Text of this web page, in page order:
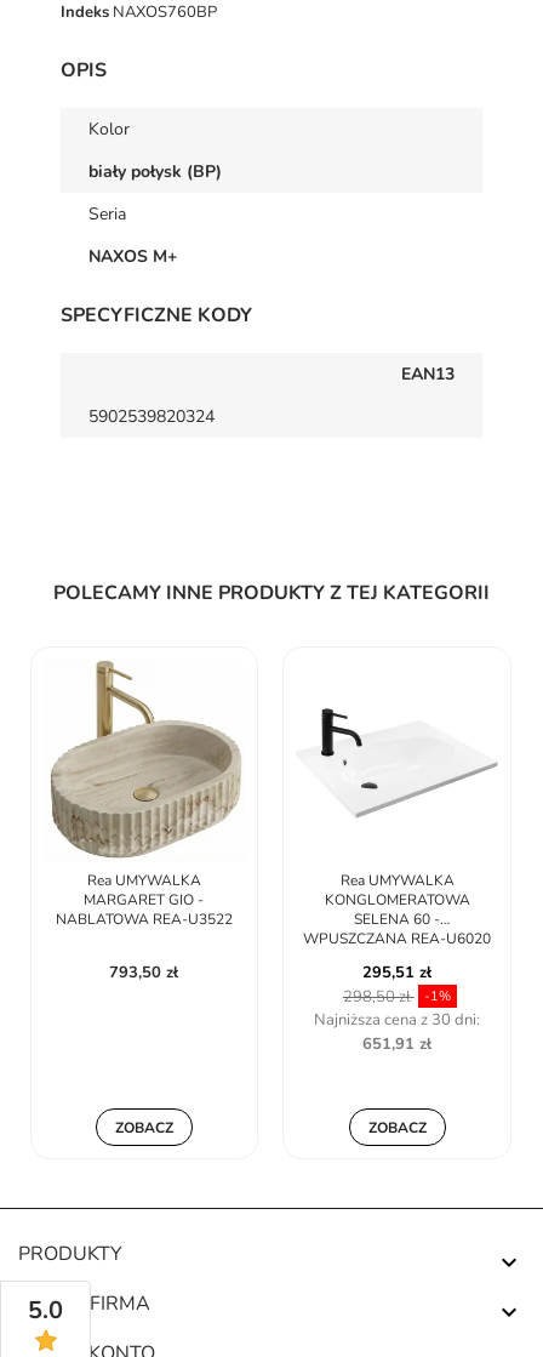
Indeks NAXOS760BP
OPIS
Kolor
biały połysk (BP)
Seria
NAXOS M+
SPECYFICZNE KODY
EAN13
5902539820324
POLECAMY INNE PRODUKTY Z TEJ KATEGORII
Rea UMYWALKA
MARGARET GIO -
NABLATOWA REA-U3522
793,50 zł
ZOBACZ
Rea UMYWALKA
KONGLOMERATOWA
SELENA 60 -
WPUSZCZANA REA-U6020
295,51 zł
298,50 zł
-1%
Najniższa cena z 30 dni:
651,91 zł
ZOBACZ
PRODUKTY 
NASZA FIRMA 
5.0